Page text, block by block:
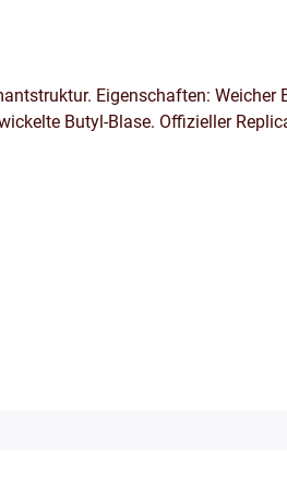
Eigenschaften:
Butyl-Blase. Offizieller